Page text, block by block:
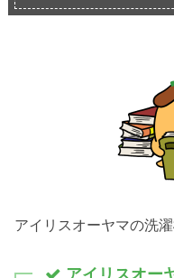
アイリスオーヤマの洗